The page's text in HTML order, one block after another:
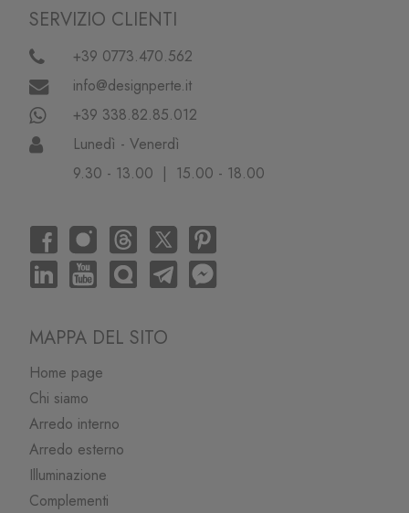
SERVIZIO CLIENTI
+39 0773.470.562
info@designperte.it
+39 338.82.85.012
Lunedì - Venerdì
9.30 - 13.00 | 15.00 - 18.00
MAPPA DEL SITO
Home page
Chi siamo
Arredo interno
Arredo esterno
Illuminazione
Complementi